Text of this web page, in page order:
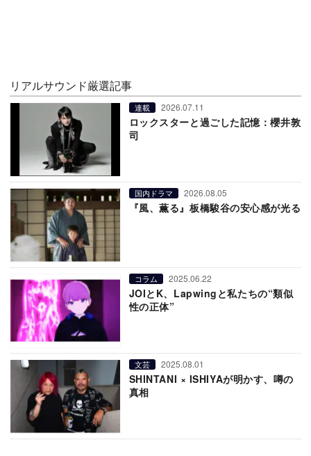
リアルサウンド厳選記事
連載 2026.07.11
ロックスターと過ごした記憶：櫻井敦
司
国内ドラマ 2026.08.05
『風、薫る』板橋駿谷の安心感が光る
コラム 2025.06.22
JOIとK、Lapwingと私たちの“類似
性の正体”
文芸 2025.08.01
SHINTANI × ISHIYAが明かす、噂の
真相